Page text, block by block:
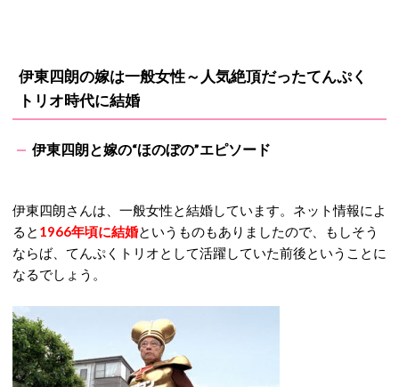
伊東四朗の嫁は一般女性～人気絶頂だったてんぷく
トリオ時代に結婚
伊東四朗と嫁の“ほのぼの”エピソード
伊東四朗さんは、一般女性と結婚しています。ネット情報によ
ると 1966年頃に結婚というものもありましたので、もしそう
ならば、てんぷくトリオとして活躍していた前後ということに
なるでしょう。